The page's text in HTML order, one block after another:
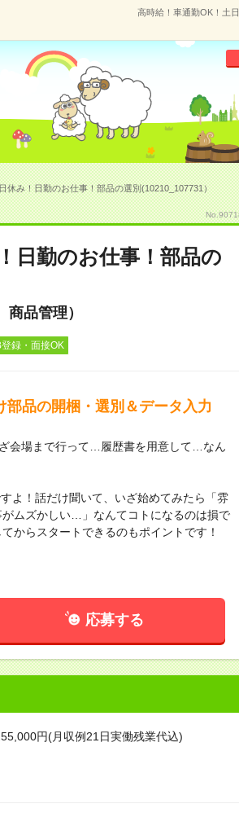
高時給！車通勤OK！土
休み！日勤のお仕事！部品の選別(10210_107731）
日勤のお仕事！部品の
品管理）
録・面接OK
部品の開梱・選別＆データ入力
会場まで行って…履歴書を用意して…なん
すよ！話だけ聞いて、いざ始めてみたら「雰
ムズかしい…」なんてコトになるのは損で
からスタートできるのもポイントです！
応募する
円(月収例21日実働残業代込)